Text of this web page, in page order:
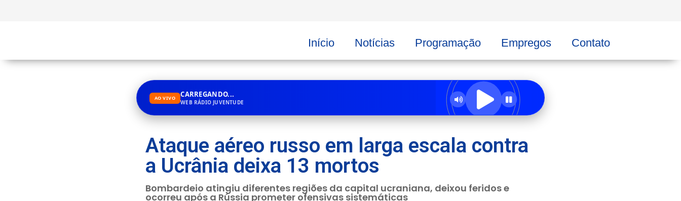
Início Notícias Programação Empregos Contato
AO VIVO CARREGANDO...
WEB RÁDIO JUVENTUDE
Ataque aéreo russo em larga escala contra
a Ucrânia deixa 13 mortos
Bombardeio atingiu diferentes regiões da capital ucraniana, deixou feridos e
ocorreu após a Rússia prometer ofensivas sistemáticas